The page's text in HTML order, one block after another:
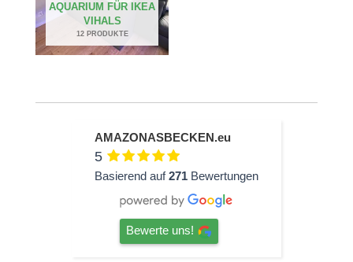
AQUARIUM FÜR IKEA
VIHALS
12 PRODUKTE
AMAZONASBECKEN.eu
5
Basierend auf271 Bewertungen
Bewerte uns!